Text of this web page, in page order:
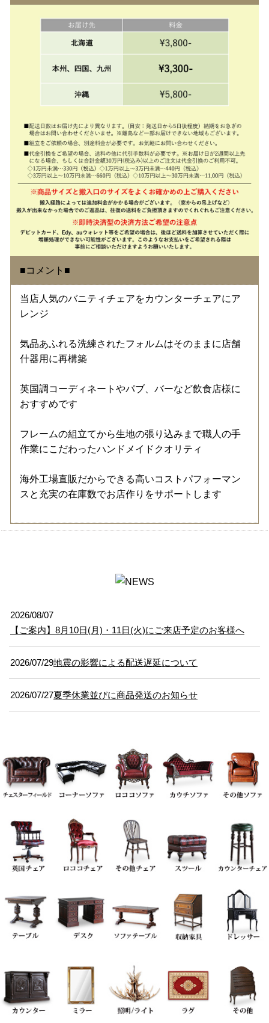
■コメント■
当店人気のバニティチェアをカウンターチェアにア
レンジ
気品あふれる洗練されたフォルムはそのままに店舗
什器用に再構築
英国調コーディネートやパブ、バーなど飲食店様に
おすすめです
フレームの組立てから生地の張り込みまで職人の手
作業にこだわったハンドメイドクオリティ
海外工場直販だからできる高いコストパフォーマン
スと充実の在庫数でお店作りをサポートします
2026/08/07
【ご案内】8月10日(月)・11日(火)にご来店予定のお客様へ
2026/07/29地震の影響による配送遅延について
2026/07/27夏季休業並びに商品発送のお知らせ